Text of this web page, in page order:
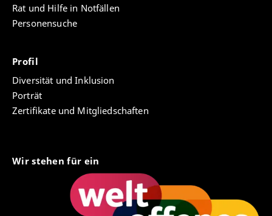
Rat und Hilfe in Notfällen
Personensuche
Profil
Diversität und Inklusion
Porträt
Zertifikate und Mitgliedschaften
Wir stehen für ein